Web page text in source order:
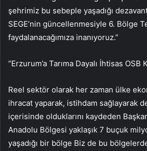
şehrimiz bu sebeple yaşadığı
SEGE’nin güncellenmesiyle 6. Bölge
faydalanacağımıza inanıyoruz.”
“Erzurum’a Tarıma Dayalı İhtisas OSB
Reel sektör olarak her zaman ülke
ihracat yaparak, istihdam sağlayarak
içerisinde olduklarını kaydeden
Anadolu Bölgesi yaklaşık 7 buçuk
yaşadığı bir bölge Biz de bu